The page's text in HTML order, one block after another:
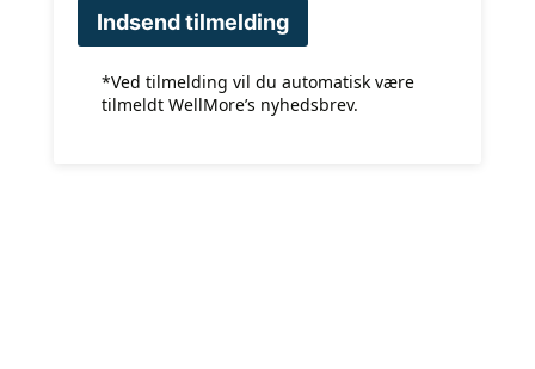
Indsend tilmelding
*Ved tilmelding vil du automatisk være
tilmeldt WellMore’s nyhedsbrev.